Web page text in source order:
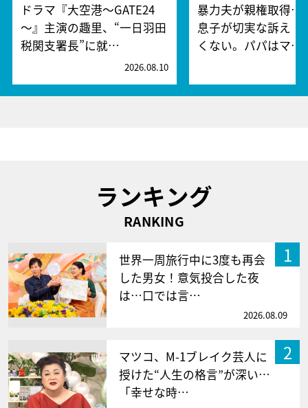
ドラマ『大空港～GATE24
～』主演の趣里、“一日羽田
税関支署長”に就…
2026.08.10
暴力夫が親権取得…
息子が切実な訴え「
くない。パパはマ…
ランキング
RANKING
1
世界一周旅行中に3度も再会
した男女！意気投合した夜
は…口では言…
2026.08.09
2
マツコ、M-1ブレイク芸人に
授けた“人生の格言”が深い…
「幸せな時…